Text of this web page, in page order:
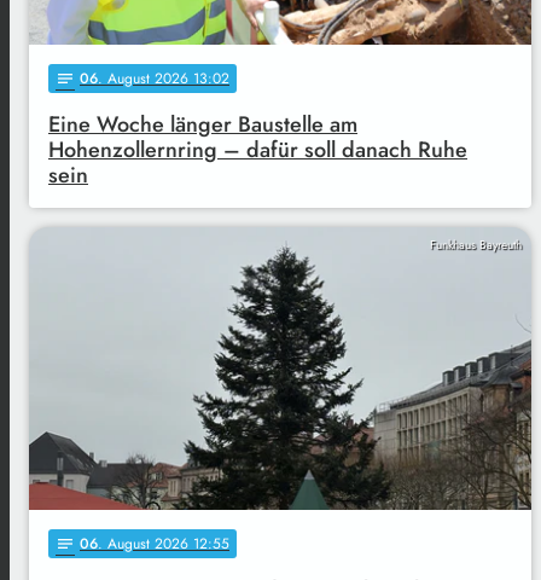
notes 06. August 2026 13:02
Eine Woche länger Baustelle am
Hohenzollernring – dafür soll danach Ruhe
sein
Funkhaus Bayreuth
notes 06. August 2026 12:55